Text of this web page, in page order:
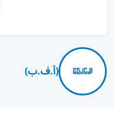
(أ.ف.ب)